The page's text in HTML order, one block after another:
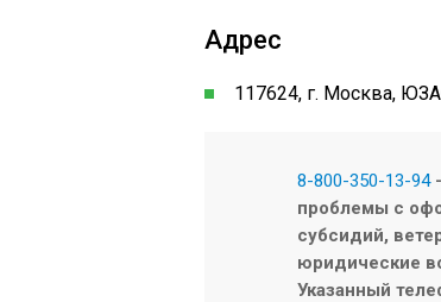
Адрес
117624, г. Москва,
8-800-350-13-94-
проблемы с
субсидий,
юридические
Указанный